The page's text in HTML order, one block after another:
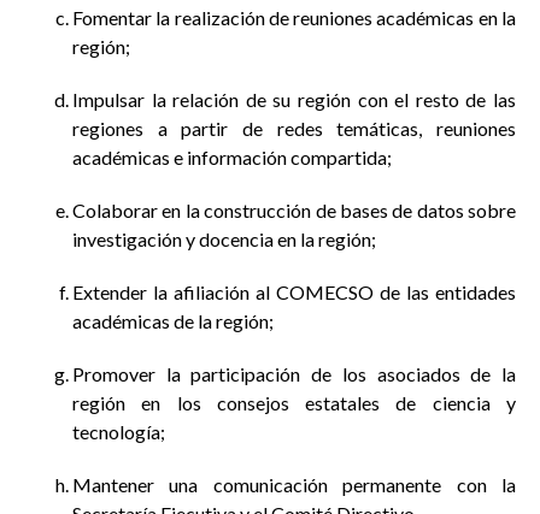
Fomentar la realización de reuniones académicas en la
región;
Impulsar la relación de su región con el resto de las
regiones a partir de redes temáticas, reuniones
académicas e información compartida;
Colaborar en la construcción de bases de datos sobre
investigación y docencia en la región;
Extender la afiliación al COMECSO de las entidades
académicas de la región;
Promover la participación de los asociados de la
región en los consejos estatales de ciencia y
tecnología;
Mantener una comunicación permanente con la